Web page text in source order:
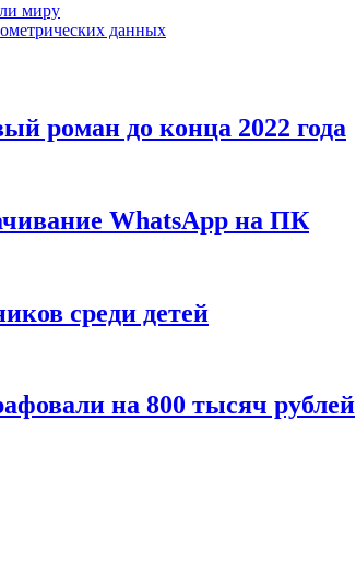
миру
данных
роман до конца 2022 года
WhatsApp на ПК
среди детей
на 800 тысяч рублей